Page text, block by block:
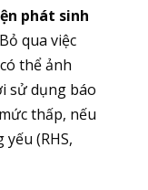
phát sinh
qua việc
thể ảnh
sử dụng báo
thấp, nếu
(RHS,